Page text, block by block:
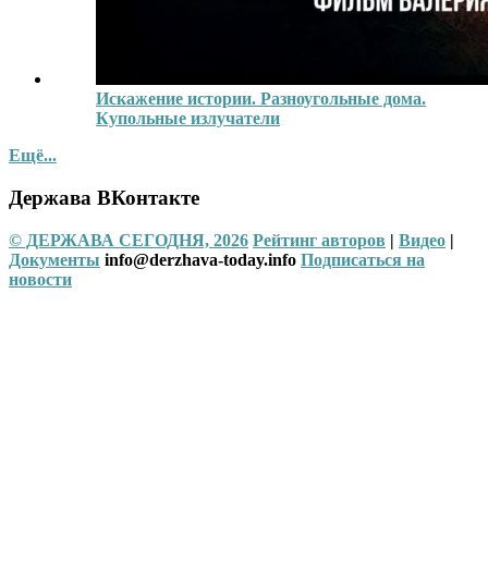
Искажение истории. Разноугольные дома.
Купольные излучатели
Ещё...
Держава ВКонтакте
© ДЕРЖАВА СЕГОДНЯ, 2026 Рейтинг авторов | Видео |
Документы info@derzhava-today.info Подписаться на
новости